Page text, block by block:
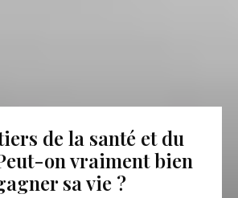
de la santé et du
on vraiment bien
sa vie ?